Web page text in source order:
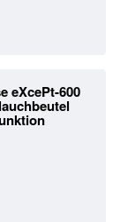
eXcePt-600